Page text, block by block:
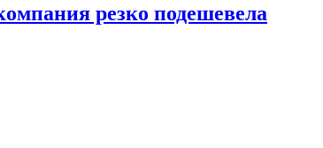
резко подешевела